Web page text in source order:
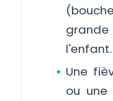
l'enfant.
Une
ou